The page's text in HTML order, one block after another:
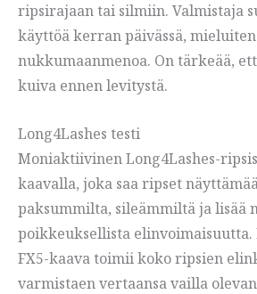
ripsirajaan tai silmiin. Valmistaja
käyttöä kerran päivässä,
nukkumaanmenoa. On tärkeää,
kuiva ennen levitystä.
Long4Lashes testi
Moniaktiivinen Long4Lashes-
kaavalla, joka saa ripset
paksummilta, sileämmiltä ja lisää
poikkeuksellista
FX5-kaava toimii koko ripsien
varmistaen vertaansa vailla